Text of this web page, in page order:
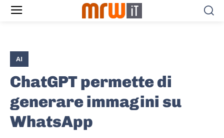
AI
ChatGPT permette di
generare immagini su
WhatsApp